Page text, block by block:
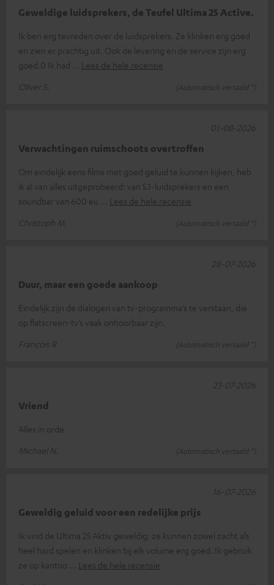
Geweldige luidsprekers, de Teufel Ultima 25 Active.
Ik ben erg tevreden over de luidsprekers. Ze klinken erg goed
en zien er prachtig uit. Ook de levering en de service zijn erg
goed.0 Ik had
Lees de hele recensie
Oliver S.
(Automatisch vertaald *)
Verwachtingen ruimschoots overtroffen
Om eindelijk eens films met goed geluid te kunnen kijken, heb
ik al van alles uitgeprobeerd: van 5.1-luidsprekers en een
soundbar van 600 eu
Lees de hele recensie
Christoph M.
(Automatisch vertaald *)
01-08-2026
Duur, maar een goede aankoop
Eindelijk zijn de dialogen van tv-programma’s te verstaan, die
op flatscreen-tv’s vaak onhoorbaar zijn.
François R.
(Automatisch vertaald *)
28-07-2026
Vriend
Alles in orde
Michael N.
(Automatisch vertaald *)
23-07-2026
Geweldig geluid voor een redelijke prijs
Ik vind de Ultima 25 Aktiv geweldig; ze kunnen zowel zacht als
heel hard spelen en klinken bij elk volume erg goed. Ik gebruik
ze op kantoo
Lees de hele recensie
16-07-2026